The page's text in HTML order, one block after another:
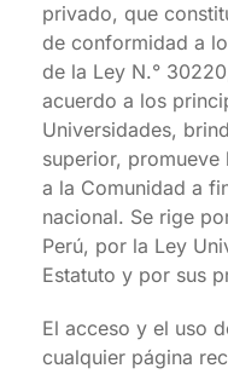
privado, que
de conformidad a
de la Ley N.°
acuerdo a los
Universidades,
superior,
a la Comunidad a
nacional. Se rige
Perú, por la Ley
Estatuto y por sus
El acceso y el uso
cualquier página